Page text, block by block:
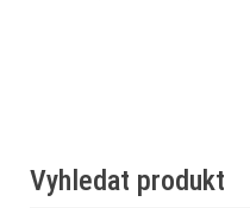
Vyhledat produkt